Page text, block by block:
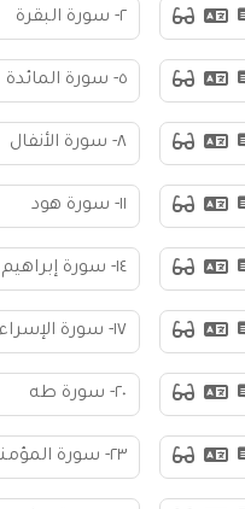
٢- سورة البقرة
٥- سورة المائدة
٨- سورة الأنفال
١١- سورة هود
١٤- سورة إبراهيم
١٧- سورة الإسراء
٢٠- سورة طه
٢٣- سورة المؤمنون